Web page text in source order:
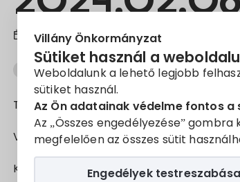
Villány Önkormányzat
Sütiket használ a
Weboldalunk a lehető legjobb
sütiket használ.
Az Ön adatainak védelme fontos a
Az „Összes engedélyezése”
megfelelően az összes sütit
Engedélyek testreszabása
2024. Febr. 2.
Forgalomszabályozási terv
Tisztelt Villányi Lakosok!
Villány,Damjanich 41.ingatlan
Kivitelezés időpontja:2024.02.06.